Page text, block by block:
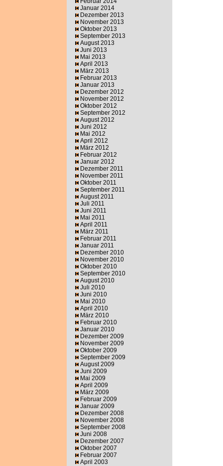
Januar 2014
Dezember 2013
November 2013
Oktober 2013
September 2013
August 2013
Juni 2013
Mai 2013
April 2013
März 2013
Februar 2013
Januar 2013
Dezember 2012
November 2012
Oktober 2012
September 2012
August 2012
Juni 2012
Mai 2012
April 2012
März 2012
Februar 2012
Januar 2012
Dezember 2011
November 2011
Oktober 2011
September 2011
August 2011
Juli 2011
Juni 2011
Mai 2011
April 2011
März 2011
Februar 2011
Januar 2011
Dezember 2010
November 2010
Oktober 2010
September 2010
August 2010
Juli 2010
Juni 2010
Mai 2010
April 2010
März 2010
Februar 2010
Januar 2010
Dezember 2009
November 2009
Oktober 2009
September 2009
August 2009
Juni 2009
Mai 2009
April 2009
März 2009
Februar 2009
Januar 2009
Dezember 2008
November 2008
September 2008
Juni 2008
Dezember 2007
Oktober 2007
Februar 2007
April 2003